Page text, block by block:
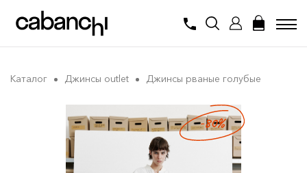
Каталог Джинсы outlet Джинсы рваные голубые
-80%